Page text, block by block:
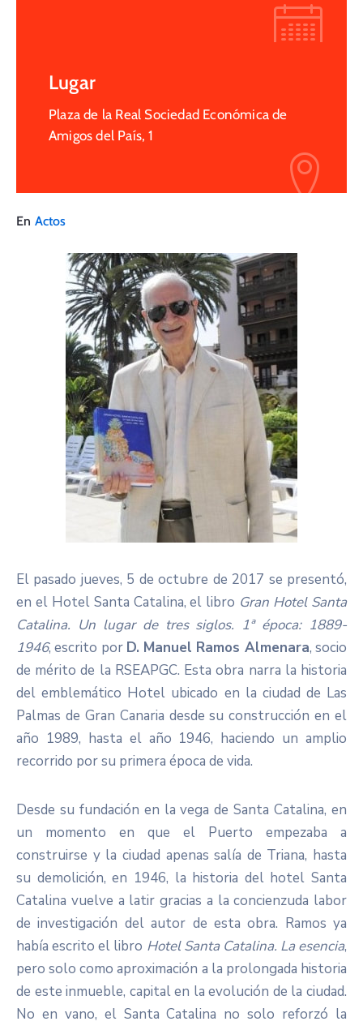
Lugar
Plaza de la Real Sociedad Económica de
Amigos del País, 1
En Actos
El pasado jueves, 5 de octubre de 2017 se presentó,
en el Hotel Santa Catalina, el libro Gran Hotel Santa
Catalina. Un lugar de tres siglos. 1ª época: 1889-
1946, escrito por D. Manuel Ramos Almenara, socio
de mérito de la RSEAPGC. Esta obra narra la historia
del emblemático Hotel ubicado en la ciudad de Las
Palmas de Gran Canaria desde su construcción en el
año 1989, hasta el año 1946, haciendo un amplio
recorrido por su primera época de vida.
Desde su fundación en la vega de Santa Catalina, en
un momento en que el Puerto empezaba a
construirse y la ciudad apenas salía de Triana, hasta
su demolición, en 1946, la historia del hotel Santa
Catalina vuelve a latir gracias a la concienzuda labor
de investigación del autor de esta obra. Ramos ya
había escrito el libro Hotel Santa Catalina. La esencia,
pero solo como aproximación a la prolongada historia
de este inmueble, capital en la evolución de la ciudad.
No en vano, el Santa Catalina no solo reforzó la